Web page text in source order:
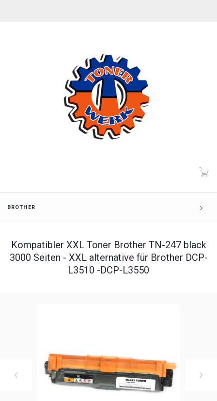
BROTHER
Kompatibler XXL Toner Brother TN-247 black
3000 Seiten - XXL alternative für Brother DCP-
L3510 -DCP-L3550